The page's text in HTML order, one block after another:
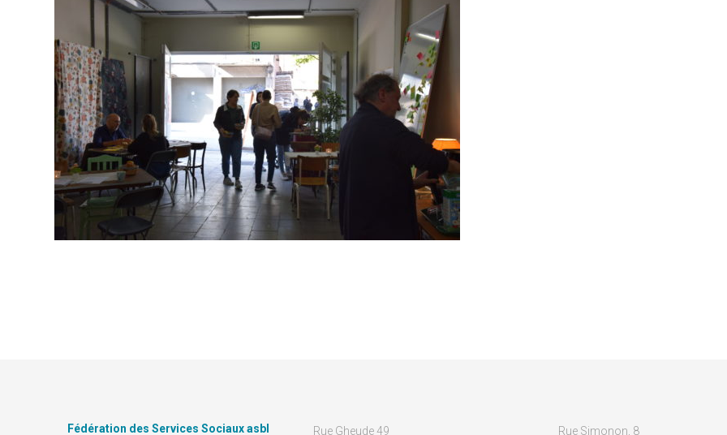
Fédération des Services Sociaux asbl Rue Gheude 49 Rue Simonon, 8